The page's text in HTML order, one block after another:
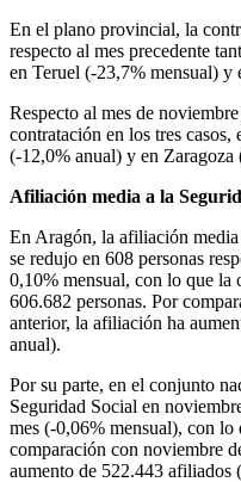
En el plano provincial, la
respecto al mes precedente
en Teruel (-23,7% mensual) y
Respecto al mes de
contratación en los tres
(-12,0% anual) y en Zaragoza
Afiliación media a la
En Aragón, la afiliación
se redujo en 608 personas
0,10% mensual, con lo que la
606.682 personas. Por
anterior, la afiliación ha
anual).
Por su parte, en el conjunto
Seguridad Social en
mes (-0,06% mensual), con
comparación con noviembre
aumento de 522.443 afiliados